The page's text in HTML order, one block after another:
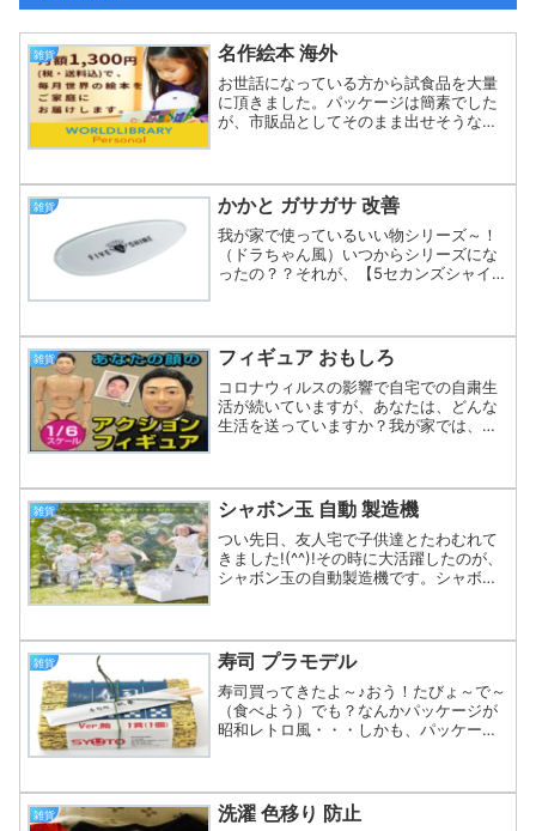
雑貨 名作絵本 海外
お世話になっている方から試食品を大量
に頂きました。パッケージは簡素でした
が、市販品としてそのまま出せそうな感
いいかもよそうじゃのぅ～...
雑貨 かかと ガサガサ 改善
我が家で使っているいい物シリーズ～！
（ドラちゃん風）いつからシリーズにな
ったの？？それが、【5セカンズシャイン
雑貨 フィギュア おもしろ
コロナウィルスの影響で自宅での自粛生
活が続いていますが、あなたは、どんな
生活を送っていますか？我が家では、ア
いうサービスを利用して作...
雑貨 シャボン玉 自動 製造機
つい先日、友人宅で子供達とたわむれて
きました!(^^)!その時に大活躍したのが、
シャボン玉の自動製造機です。シャボン
雑貨 寿司 プラモデル
寿司買ってきたよ～♪おう！たびょ～で～
（食べよう）でも？なんかパッケージが
昭和レトロ風・・・しかも、パッケージ
でかい・・・もし...
雑貨 洗濯 色移り 防止